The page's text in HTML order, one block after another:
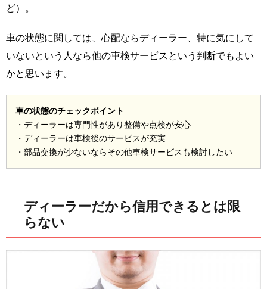
ど）。
車の状態に関しては、心配ならディーラー、特に気にして
いないという人なら他の車検サービスという判断でもよい
かと思います。
車の状態のチェックポイント
・ディーラーは専門性があり整備や点検が安心
・ディーラーは車検後のサービスが充実
・部品交換が少ないならその他車検サービスも検討したい
ディーラーだから信用できるとは限
らない